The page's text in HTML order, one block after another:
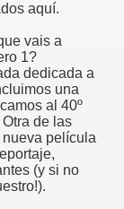
aquí.
vais a
1?
dedicada a
una
al 40º
de las
película
(y si no